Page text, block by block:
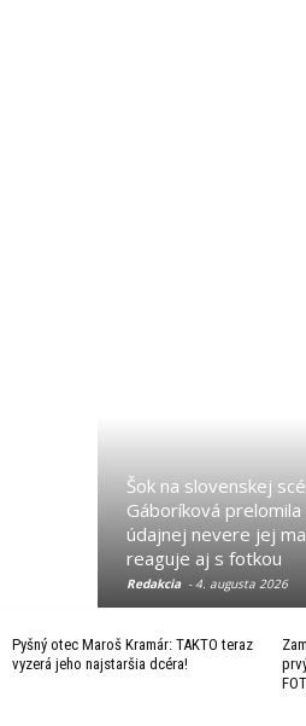
Šok na slovenskej
Gáboríková prelomila
údajnej nevere jej
reaguje aj s fotkou
Redakcia - 4. augusta 2026
Pyšný otec Maroš Kramár: TAKTO teraz
vyzerá jeho najstaršia dcéra!